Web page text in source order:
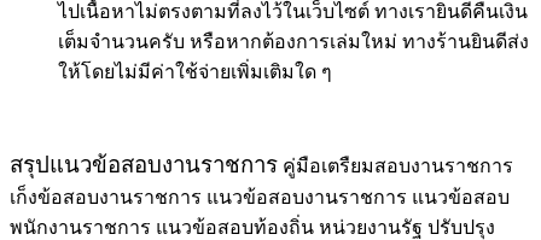
ไปเนื้อหาไม่ตรงตามที่ลงไว้ในเว็บไซต์ ทางเรายินดีคืนเงิน
เต็มจำนวนครับ หรือหากต้องการเล่มใหม่ ทางร้านยินดีส่ง
ให้โดยไม่มีค่าใช้จ่ายเพิ่มเติมใด ๆ
สรุปแนวข้อสอบงานราชการ คู่มือเตรืยมสอบงานราชการ
เก็งข้อสอบงานราชการ แนวข้อสอบงานราชการ แนวข้อสอบ
พนักงานราชการ แนวข้อสอบท้องถิ่น หน่วยงานรัฐ ปรับปรุง